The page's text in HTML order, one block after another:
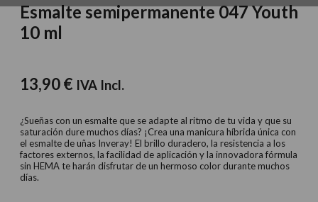
Esmalte semipermanente 047 Youth
10 ml
13,90€ IVA Incl.
¿Sueñas con un esmalte que se adapte al ritmo de tu vida y que su
saturación dure muchos días? ¡Crea una manicura híbrida única con
el esmalte de uñas Inveray! El brillo duradero, la resistencia a los
factores externos, la facilidad de aplicación y la innovadora fórmula
sin HEMA te harán disfrutar de un hermoso color durante muchos
días.